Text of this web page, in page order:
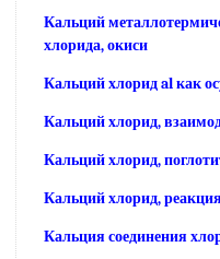
Кальций
хлорида, окиси
Кальций хлорид al как
Кальций хлорид,
Кальций хлорид,
Кальций хлорид,
Кальция соединения